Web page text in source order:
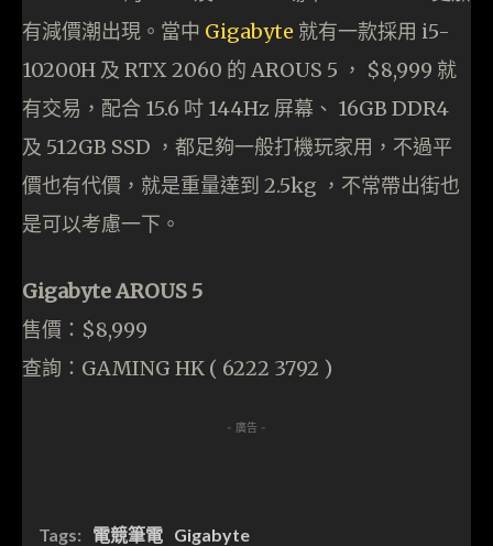
有減價潮出現。當中 Gigabyte 就有一款採用 i5-
10200H 及 RTX 2060 的 AROUS 5 ， $8,999 就
有交易，配合 15.6 吋 144Hz 屏幕、 16GB DDR4
及 512GB SSD ，都足夠一般打機玩家用，不過平
價也有代價，就是重量達到 2.5kg ，不常帶出街也
是可以考慮一下。
Gigabyte AROUS 5
售價：$8,999
查詢：GAMING HK ( 6222 3792 )
- 廣告 -
Tags: 電競筆電 Gigabyte